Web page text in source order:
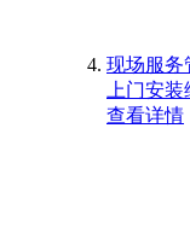
现场服务
上门安
查看详情